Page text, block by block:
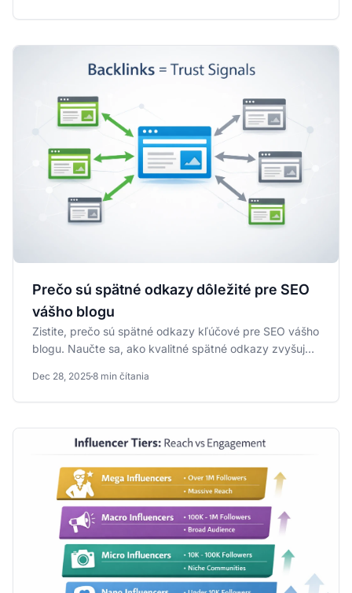
Prečo sú spätné odkazy dôležité pre SEO
vášho blogu
Zistite, prečo sú spätné odkazy kľúčové pre SEO vášho
blogu. Naučte sa, ako kvalitné spätné odkazy zvyšujú
Dec 28, 20258 min čítania